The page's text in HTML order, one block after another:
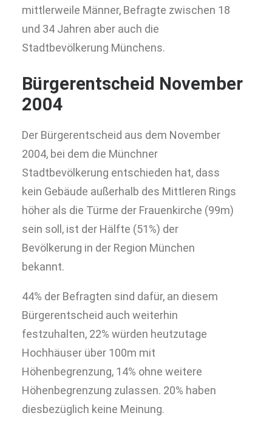
mittlerweile Männer, Befragte zwischen 18
und 34 Jahren aber auch die
Stadtbevölkerung Münchens.
Bürgerentscheid November
2004
Der Bürgerentscheid aus dem November
2004, bei dem die Münchner
Stadtbevölkerung entschieden hat, dass
kein Gebäude außerhalb des Mittleren Rings
höher als die Türme der Frauenkirche (99m)
sein soll, ist der Hälfte (51%) der
Bevölkerung in der Region München
bekannt.
44% der Befragten sind dafür, an diesem
Bürgerentscheid auch weiterhin
festzuhalten, 22% würden heutzutage
Hochhäuser über 100m mit
Höhenbegrenzung, 14% ohne weitere
Höhenbegrenzung zulassen. 20% haben
diesbezüglich keine Meinung.